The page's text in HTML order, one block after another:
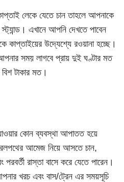
লেকে যেতে চান তাহলে আপনাকে
এখানে আপনি দেখতে পাবেন
কাপ্তাইয়ের উদ্যেশ্যে রওয়ানা হচ্ছে।
সময় লাগবে প্রায় দুই ঘণ্টার মত
টাকার মত।
কোন ব্যবস্থা আপাতত হয়ে
আমেজ নিয়ে আসতে চান,
রাস্তা বাসে করে যেতে পারেন।
খরচ এবং বাস/ট্রেন এর সময়সূচি